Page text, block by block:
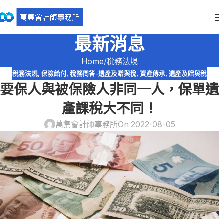
最新消息
Home 稅務法規
稅務法規, 保險給付, 稅務問答-遺產及贈與稅, 資產傳承, 遺產及贈與稅
要保人與被保險人非同一人，保單遺
產課稅大不同！
萬集會計師事務所On 2022-08-05